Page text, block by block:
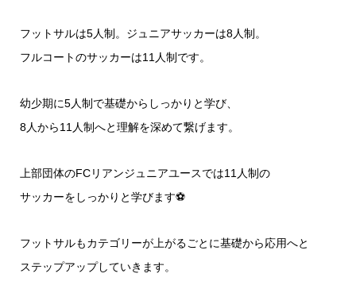
フットサルは5人制。ジュニアサッカーは8人制。
フルコートのサッカーは11人制です。
幼少期に5人制で基礎からしっかりと学び、
8人から11人制へと理解を深めて繋げます。
上部団体のFCリアンジュニアユースでは11人制の
サッカーをしっかりと学びます⚽️
フットサルもカテゴリーが上がるごとに基礎から応用へと
ステップアップしていきます。